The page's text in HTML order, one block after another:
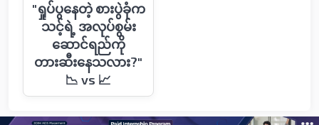
"ရှုပ်ပွနေတဲ့ စားပွဲခုံက
သင့်ရဲ့ အလုပ်စွမ်း
ဆောင်ရည်ကို
တားဆီးနေသလား?"
📉 vs 📈